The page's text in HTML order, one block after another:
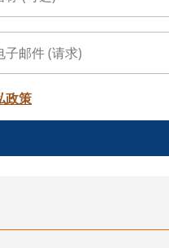
政策